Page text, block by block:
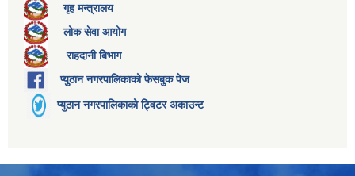
गृह मन्त्रालय
लोक सेवा आयोग
राहदानी बिभाग
प्युठान नगरपालिकाको फेसबुक पेज
प्युठान नगरपालिकाको ट्विटर अकाउन्ट